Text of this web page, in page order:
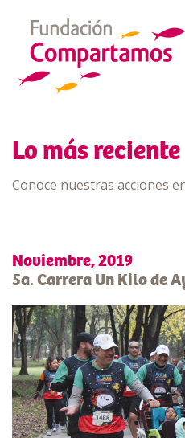
Lo más reciente
Conoce nuestras acciones
Noviembre, 2019
5a. Carrera Un Kilo de